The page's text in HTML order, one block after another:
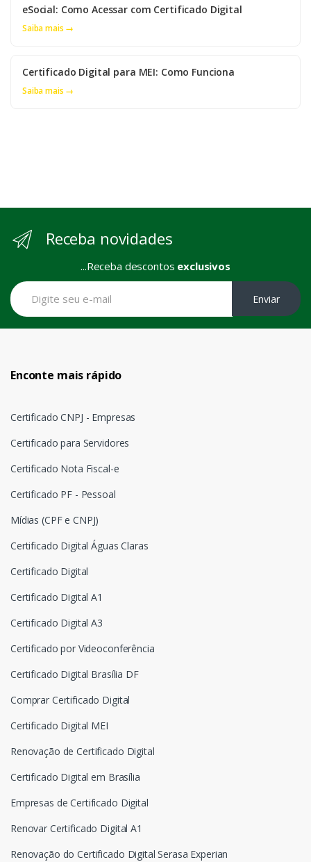
eSocial: Como Acessar com Certificado Digital
Saiba mais →
Certificado Digital para MEI: Como Funciona
Saiba mais →
Receba novidades
...Receba descontos exclusivos
Enviar
Enconte mais rápido
Certificado CNPJ - Empresas
Certificado para Servidores
Certificado Nota Fiscal-e
Certificado PF - Pessoal
Mídias (CPF e CNPJ)
Certificado Digital Águas Claras
Certificado Digital
Certificado Digital A1
Certificado Digital A3
Certificado por Videoconferência
Certificado Digital Brasília DF
Comprar Certificado Digital
Certificado Digital MEI
Renovação de Certificado Digital
Certificado Digital em Brasília
Empresas de Certificado Digital
Renovar Certificado Digital A1
Renovação do Certificado Digital Serasa Experian